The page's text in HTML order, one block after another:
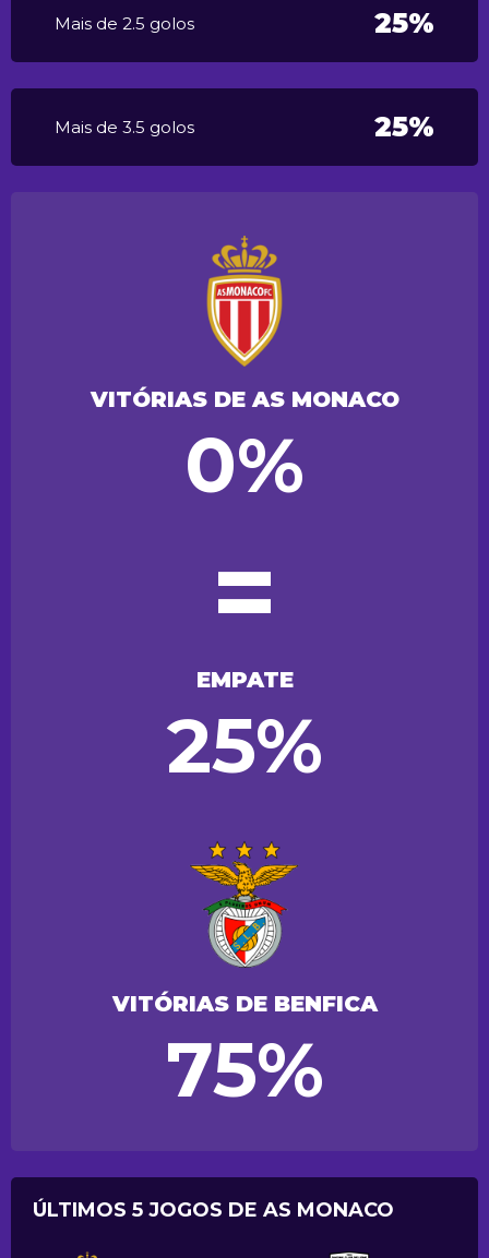
Mais de 2.5 golos 25%
Mais de 3.5 golos 25%
VITÓRIAS DE AS MONACO
0%
=
EMPATE
25%
VITÓRIAS DE BENFICA
75%
ÚLTIMOS 5 JOGOS DE AS MONACO